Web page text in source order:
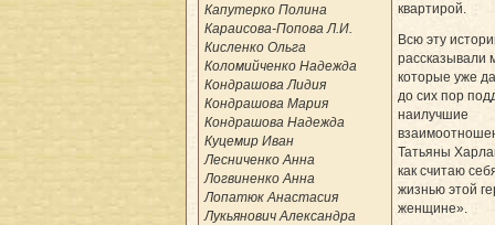
Капутерко Полина
Караисова-Попова Л.И.
Кисленко Ольга
Коломийченко Надежда
Кондрашова Лидия
Кондрашова Мария
Кондрашова Надежда
Куцемир Иван
Лесниченко Анна
Логвиненко Анна
Лопатюк Анастасия
Лукьянович Александра
квартирой.
Всю эту
рассказывали
которые уже
до сих пор
наилучшие
Татьяны
как считаю
жизнью этой
женщине».